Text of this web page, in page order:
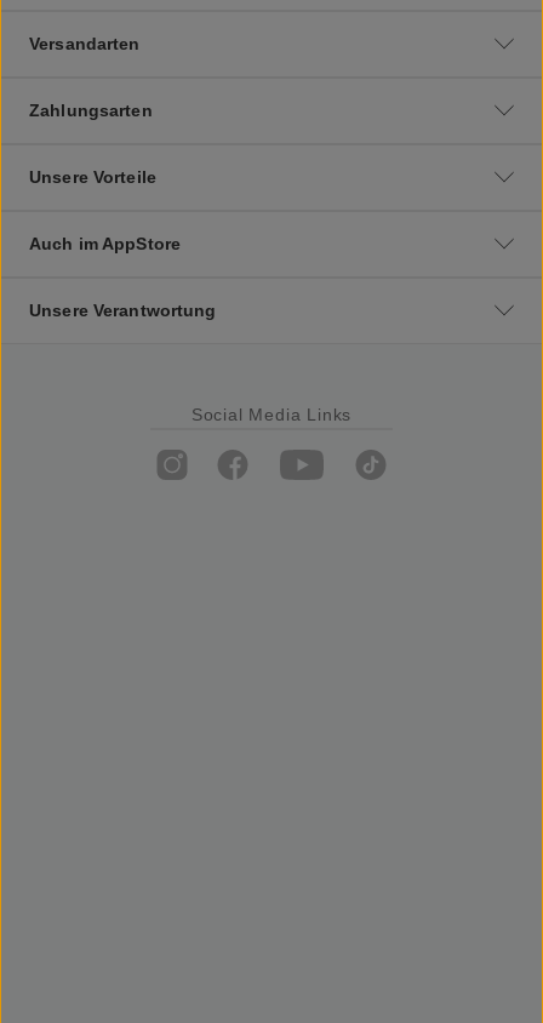
Versandarten
Zahlungsarten
Unsere Vorteile
Auch im AppStore
Unsere Verantwortung
Social Media Links